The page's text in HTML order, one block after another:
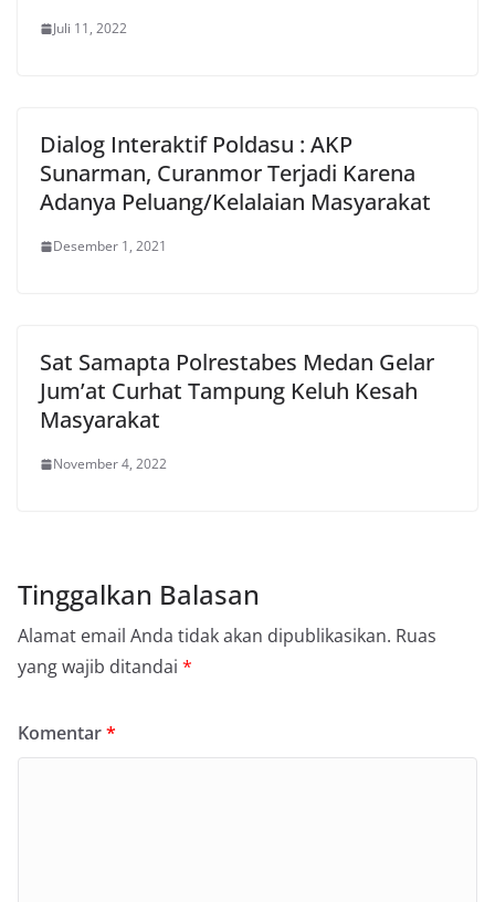
Juli 11, 2022
Dialog Interaktif Poldasu : AKP
Sunarman, Curanmor Terjadi Karena
Adanya Peluang/Kelalaian Masyarakat
Desember 1, 2021
Sat Samapta Polrestabes Medan Gelar
Jum’at Curhat Tampung Keluh Kesah
Masyarakat
November 4, 2022
Tinggalkan Balasan
Alamat email Anda tidak akan dipublikasikan. Ruas
yang wajib ditandai *
Komentar*